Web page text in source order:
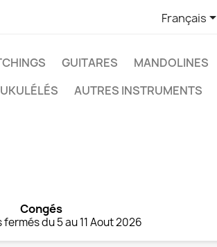
Français
GUITARES MANDOLINES
UKULÉLÉS AUTRES INSTRUMENTS
Congés
fermés du 5 au 11 Aout 2026